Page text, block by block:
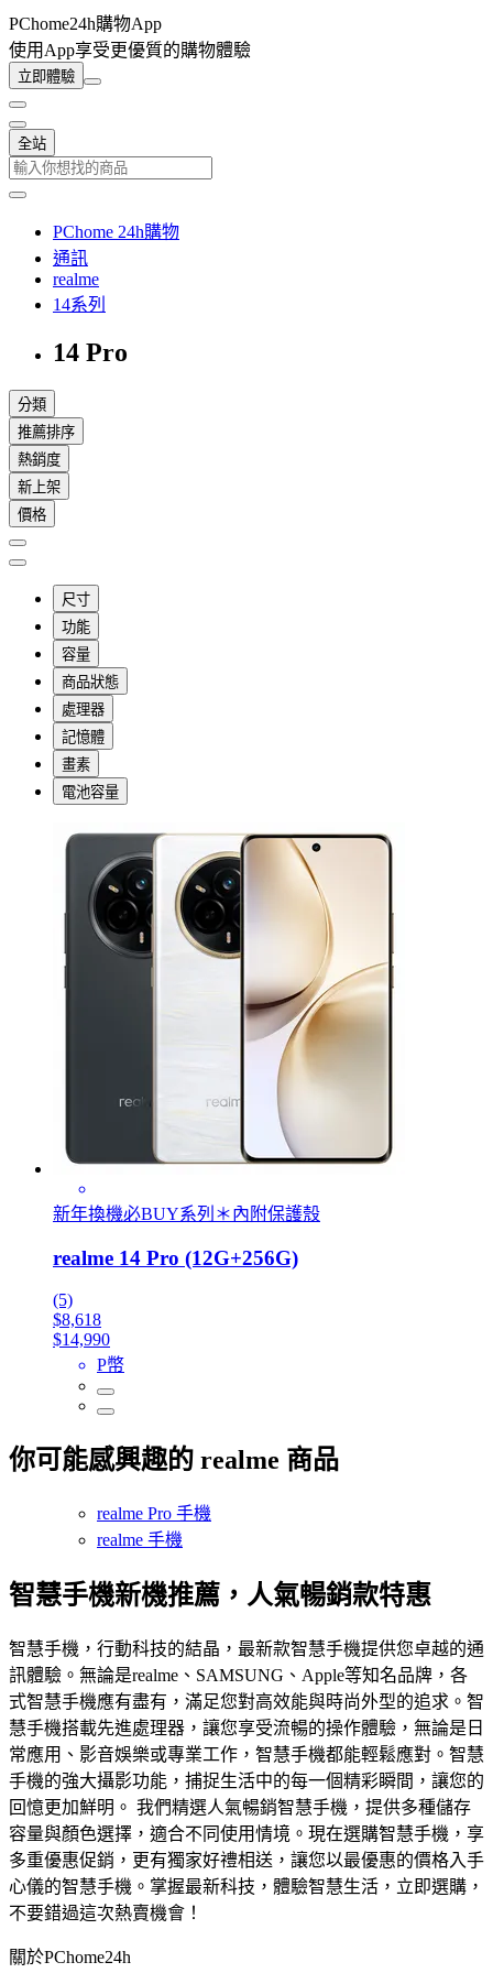
PChome24h購物App
使用App享受更優質的購物體驗
立即體驗
全站
PChome 24h購物
通訊
realme
14系列
14 Pro
分類
推薦排序
熱銷度
新上架
價格
尺寸
功能
容量
商品狀態
處理器
記憶體
畫素
電池容量
新年換機必BUY系列＊內附保護殼
realme 14 Pro (12G+256G)
(5)
$8,618
$14,990
P幣
你可能感興趣的 realme 商品
realme Pro 手機
realme 手機
智慧手機新機推薦，人氣暢銷款特惠
智慧手機，行動科技的結晶，最新款智慧手機提供您卓越的通
訊體驗。無論是realme、SAMSUNG、Apple等知名品牌，各
式智慧手機應有盡有，滿足您對高效能與時尚外型的追求。智
慧手機搭載先進處理器，讓您享受流暢的操作體驗，無論是日
常應用、影音娛樂或專業工作，智慧手機都能輕鬆應對。智慧
手機的強大攝影功能，捕捉生活中的每一個精彩瞬間，讓您的
回憶更加鮮明。 我們精選人氣暢銷智慧手機，提供多種儲存
容量與顏色選擇，適合不同使用情境。現在選購智慧手機，享
多重優惠促銷，更有獨家好禮相送，讓您以最優惠的價格入手
心儀的智慧手機。掌握最新科技，體驗智慧生活，立即選購，
不要錯過這次熱賣機會！
關於PChome24h